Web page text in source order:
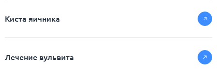
Киста яичника
Лечение вульвита